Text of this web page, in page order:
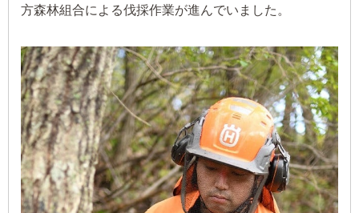
方森林組合による伐採作業が進んでいました。